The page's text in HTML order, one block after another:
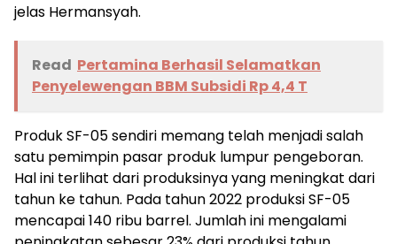
jelas Hermansyah.
Read Pertamina Berhasil Selamatkan
Penyelewengan BBM Subsidi Rp 4,4 T
Produk SF-05 sendiri memang telah menjadi salah
satu pemimpin pasar produk lumpur pengeboran.
Hal ini terlihat dari produksinya yang meningkat dari
tahun ke tahun. Pada tahun 2022 produksi SF-05
mencapai 140 ribu barrel. Jumlah ini mengalami